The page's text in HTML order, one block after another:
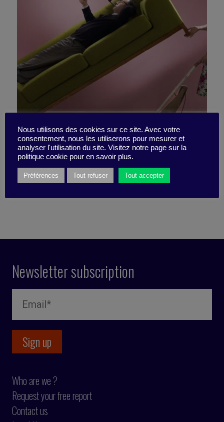
Mr. and Mrs. Perfect
27 November 2023
Newsletter subscription
Who are we ?
Request your free report
Contact us
Nous utilisons des cookies sur ce site. Avec votre
consentement, nous les utiliserons pour mesurer et
analyser l'utilisation du site. Visitez notre page sur la
politique cookie pour en savoir plus.
Préférences Tout refuser Tout accepter